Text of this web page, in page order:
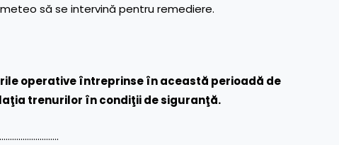
să se intervină pentru remediere.
operative întreprinse în această perioadă de
trenurilor în condiţii de siguranţă.